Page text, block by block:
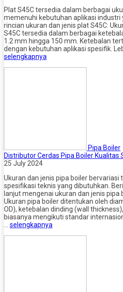
Plat S45C tersedia dalam berbagai
memenuhi kebutuhan aplikasi industri
rincian ukuran dan jenis plat S45C:
S45C tersedia dalam berbagai
1.2 mm hingga 150 mm. Ketebalan
dengan kebutuhan aplikasi spesifik.
selengkapnya
Pipa Boiler
Distributor Cerdas Pipa Boiler Kualitas
25 July 2024
Ukuran dan jenis pipa boiler
spesifikasi teknis yang dibutuhkan.
lanjut mengenai ukuran dan jenis pipa
Ukuran pipa boiler ditentukan oleh
OD), ketebalan dinding (wall
biasanya mengikuti standar
selengkapnya